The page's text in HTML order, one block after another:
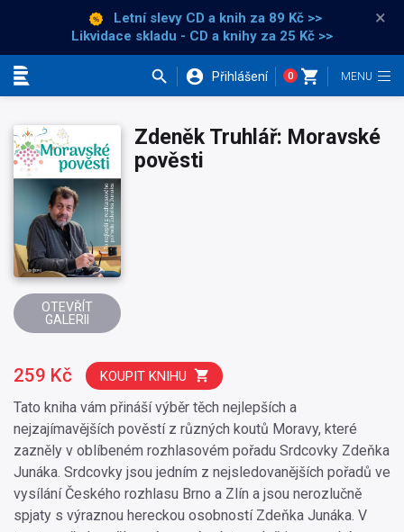
Letní slevy CD a knih za 89 Kč >>
Likvidace skladu - CD a knihy za 25 Kč >>
×
Přihlášení 0
OTEVŘÍT
GALERII
Zdeněk Truhlář: Moravské
pověsti
Tato kniha vám přináší výběr těch nejlepších a
nejzajímavějších pověstí z různých koutů Moravy, které
zazněly v oblíbeném rozhlasovém pořadu Srdcovky Zdeňka
Junáka. Srdcovky jsou jedním z nejsledovanějších pořadů ve
vysílání Českého rozhlasu Brno a Zlín a jsou nerozlučně
spjaty s výraznou hereckou osobností Zdeňka Junáka. V
259 Kč KOUPIT KNIHU